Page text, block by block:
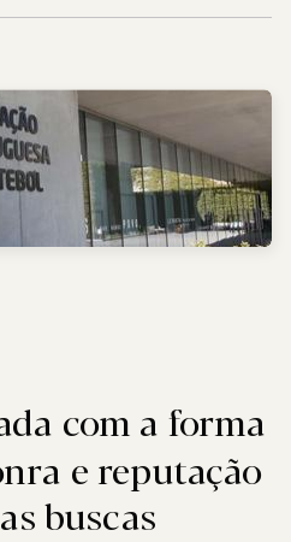
com a forma
e reputação
buscas